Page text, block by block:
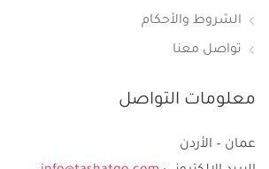
الشروط والأحكام
تواصل معنا
معلومات التواصل
عمان – الأردن